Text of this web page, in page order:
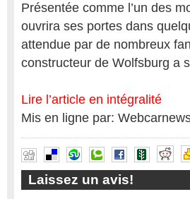
Présentée comme l’un des
ouvrira ses portes dans
attendue par de nombreux
constructeur de Wolfsburg a
Lire l’article en intégralité
Mis en ligne par:
Laissez un avis!